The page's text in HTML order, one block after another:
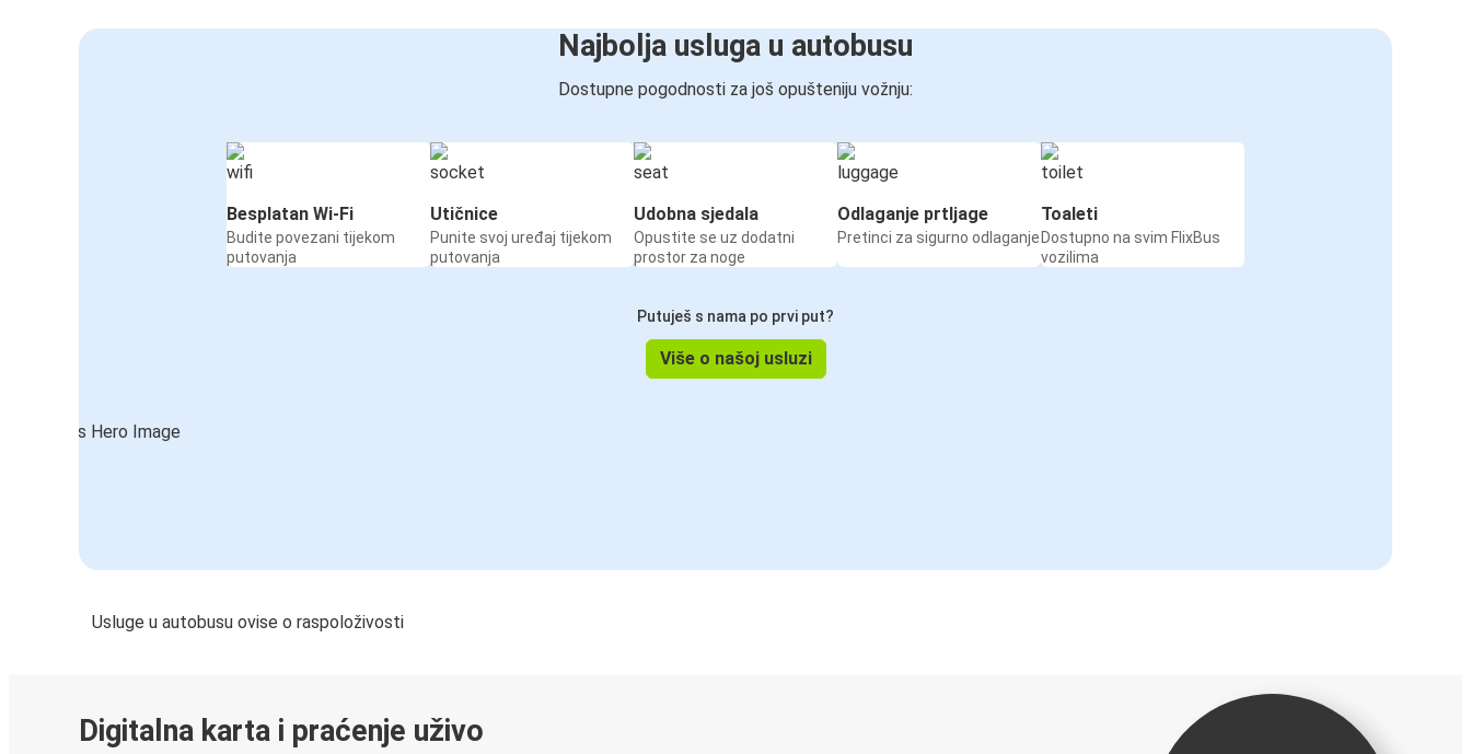
Najbolja usluga u autobusu
Dostupne pogodnosti za još opušteniju vožnju:
Besplatan Wi-Fi
Budite povezani tijekom
putovanja
Utičnice
Punite svoj uređaj tijekom
putovanja
Udobna sjedala
Opustite se uz dodatni
prostor za noge
Odlaganje prtljage
Pretinci za sigurno odlaganje
Toaleti
Dostupno na svim FlixBus
vozilima
Putuješ s nama po prvi put?
Više o našoj usluzi
Usluge u autobusu ovise o raspoloživosti
Digitalna karta i praćenje uživo